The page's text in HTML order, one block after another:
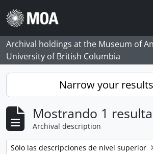
Skip to main content
Archival holdings at the Museum of
University of British Columbia
Narrow your
Mostrando 1
Archival description
Remove filter:
Sólo las descripciones de nivel superior